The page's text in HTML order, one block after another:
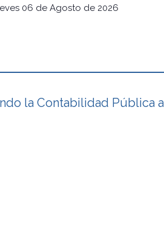
06 de Agosto de 2026
la Contabilidad Pública a